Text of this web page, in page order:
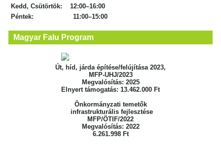
Kedd, Csütörtök: 12:00–16:00
Péntek: 11:00–15:00
Magyar Falu Program
Út, híd, járda építése/felújítása 2023,
MFP-UHJ/2023
Megvalósítás: 2025
Elnyert támogatás: 13.462.000 Ft
Önkormányzati temetők
infrastrukturális fejlesztése
MFP/ÖTIF/2022
Megvalósítás: 2022
6.261.998 Ft